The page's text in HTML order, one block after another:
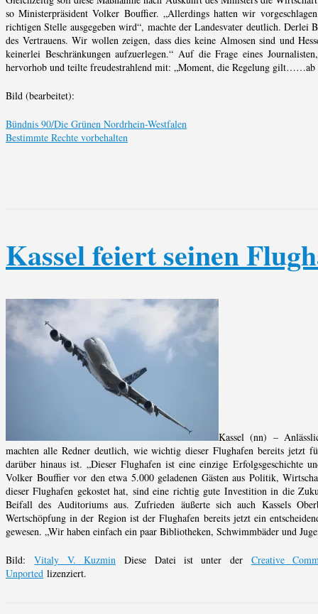
so Ministerpräsident Volker Bouffier. „Allerdings hatten wir
richtigen Stelle ausgegeben wird“, machte der Landesvater deutlich.
des Vertrauens. Wir wollen zeigen, dass dies keine Almosen sind und
keinerlei Beschränkungen aufzuerlegen.“ Auf die Frage eines
hervorhob und teilte freudestrahlend mit: „Moment, die Regelung gilt……ab
Bild (bearbeitet):
Bündnis 90/Die Grünen Nordrhein-Westfalen
Bestimmte Rechte vorbehalten
Kassel feiert seinen
Kassel (nn) –
machten alle Redner deutlich, wie wichtig dieser Flughafen bereits jetzt
darüber hinaus ist. „Dieser Flughafen ist eine einzige Erfolgsgeschichte
Volker Bouffier vor den etwa 5.000 geladenen Gästen aus Politik,
dieser Flughafen gekostet hat, sind eine richtig gute Investition in die
Beifall des Auditoriums aus. Zufrieden äußerte sich auch Kassels
Wertschöpfung in der Region ist der Flughafen bereits jetzt ein
gewesen. „Wir haben einfach ein paar Bibliotheken, Schwimmbäder und
Bild:Vitaly V. Kuzmin Diese Datei ist unter derCreative
Unported lizenziert.